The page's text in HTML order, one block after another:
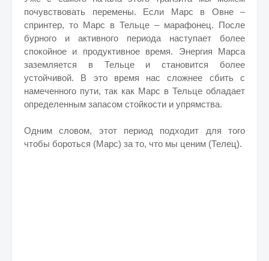
почувствовать перемены. Если Марс в Овне –
спринтер, то Марс в Тельце – марафонец. После
бурного и активного периода наступает более
спокойное и продуктивное время. Энергия Марса
заземляется в Тельце и становится более
устойчивой. В это время нас сложнее сбить с
намеченного пути, так как Марс в Тельце обладает
определенным запасом стойкости и упрямства.
Одним словом, этот период подходит для того
чтобы бороться (Марс) за то, что мы ценим (Телец).